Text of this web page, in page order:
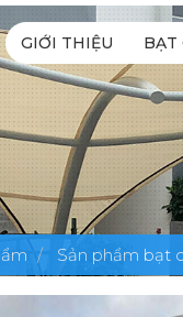
GIỚI THIỆU BẠT
Sản phẩm bạt